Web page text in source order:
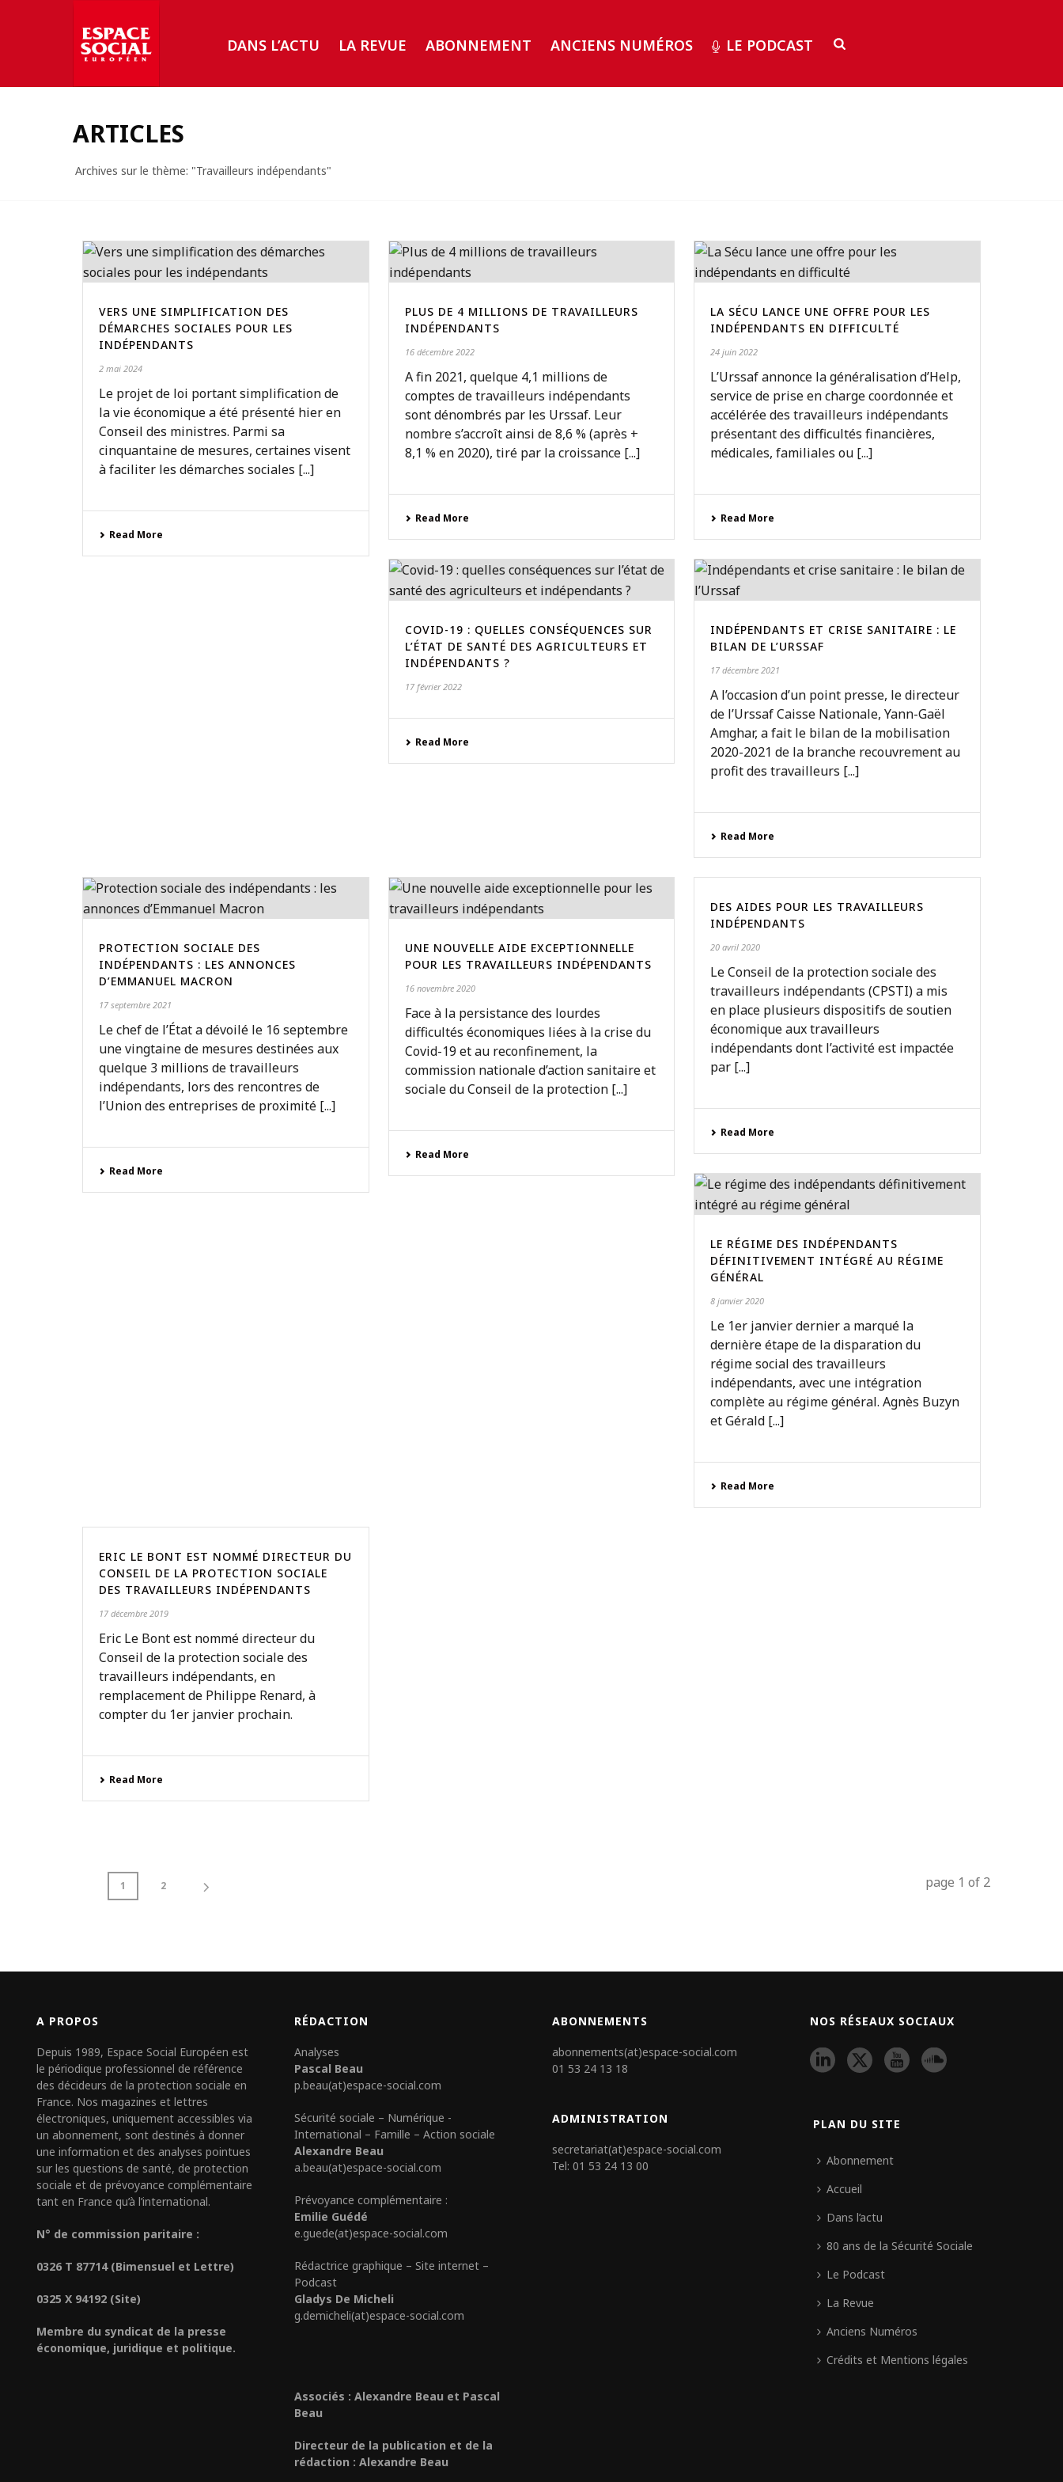
DANS L’ACTU LA REVUE ABONNEMENT ANCIENS NUMÉROS LE PODCAST
ARTICLES
Archives sur le thème: "Travailleurs indépendants"
VERS UNE SIMPLIFICATION DES
DÉMARCHES SOCIALES POUR LES
INDÉPENDANTS
2 mai 2024
Le projet de loi portant simplification de
la vie économique a été présenté hier en
Conseil des ministres. Parmi sa
cinquantaine de mesures, certaines visent
à faciliter les démarches sociales [...]
Read More
PLUS DE 4 MILLIONS DE TRAVAILLEURS
INDÉPENDANTS
16 décembre 2022
A fin 2021, quelque 4,1 millions de
comptes de travailleurs indépendants
sont dénombrés par les Urssaf. Leur
nombre s’accroît ainsi de 8,6 % (après +
8,1 % en 2020), tiré par la croissance [...]
Read More
LA SÉCU LANCE UNE OFFRE POUR LES
INDÉPENDANTS EN DIFFICULTÉ
24 juin 2022
L’Urssaf annonce la généralisation d’Help,
service de prise en charge coordonnée et
accélérée des travailleurs indépendants
présentant des difficultés financières,
médicales, familiales ou [...]
Read More
COVID-19 : QUELLES CONSÉQUENCES SUR
L’ÉTAT DE SANTÉ DES AGRICULTEURS ET
INDÉPENDANTS ?
17 février 2022
Read More
INDÉPENDANTS ET CRISE SANITAIRE : LE
BILAN DE L’URSSAF
17 décembre 2021
A l’occasion d’un point presse, le directeur
de l’Urssaf Caisse Nationale, Yann-Gaël
Amghar, a fait le bilan de la mobilisation
2020-2021 de la branche recouvrement au
profit des travailleurs [...]
Read More
PROTECTION SOCIALE DES
INDÉPENDANTS : LES ANNONCES
D’EMMANUEL MACRON
17 septembre 2021
Le chef de l’État a dévoilé le 16 septembre
une vingtaine de mesures destinées aux
quelque 3 millions de travailleurs
indépendants, lors des rencontres de
l’Union des entreprises de proximité [...]
Read More
UNE NOUVELLE AIDE EXCEPTIONNELLE
POUR LES TRAVAILLEURS INDÉPENDANTS
16 novembre 2020
Face à la persistance des lourdes
difficultés économiques liées à la crise du
Covid-19 et au reconfinement, la
commission nationale d’action sanitaire et
sociale du Conseil de la protection [...]
Read More
DES AIDES POUR LES TRAVAILLEURS
INDÉPENDANTS
20 avril 2020
Le Conseil de la protection sociale des
travailleurs indépendants (CPSTI) a mis
en place plusieurs dispositifs de soutien
économique aux travailleurs
indépendants dont l’activité est impactée
par [...]
Read More
LE RÉGIME DES INDÉPENDANTS
DÉFINITIVEMENT INTÉGRÉ AU RÉGIME
GÉNÉRAL
8 janvier 2020
Le 1er janvier dernier a marqué la
dernière étape de la disparation du
régime social des travailleurs
indépendants, avec une intégration
complète au régime général. Agnès Buzyn
et Gérald [...]
Read More
ERIC LE BONT EST NOMMÉ DIRECTEUR DU
CONSEIL DE LA PROTECTION SOCIALE
DES TRAVAILLEURS INDÉPENDANTS
17 décembre 2019
Eric Le Bont est nommé directeur du
Conseil de la protection sociale des
travailleurs indépendants, en
remplacement de Philippe Renard, à
compter du 1er janvier prochain.
Read More
1 2 page 1 of 2
A PROPOS
Depuis 1989, Espace Social Européen est
le périodique professionnel de référence
des décideurs de la protection sociale en
France. Nos magazines et lettres
électroniques, uniquement accessibles via
un abonnement, sont destinés à donner
une information et des analyses pointues
sur les questions de santé, de protection
sociale et de prévoyance complémentaire
tant en France qu’à l’international.
N° de commission paritaire :
0326 T 87714 (Bimensuel et Lettre)
0325 X 94192 (Site)
Membre du syndicat de la presse
économique, juridique et politique.
RÉDACTION
Analyses
Pascal Beau
p.beau(at)espace-social.com
Sécurité sociale – Numérique -
International – Famille – Action sociale
Alexandre Beau
a.beau(at)espace-social.com
Prévoyance complémentaire :
Emilie Guédé
e.guede(at)espace-social.com
Rédactrice graphique – Site internet –
Podcast
Gladys De Micheli
g.demicheli(at)espace-social.com
Associés : Alexandre Beau et Pascal
Beau
Directeur de la publication et de la
rédaction : Alexandre Beau
ABONNEMENTS
abonnements(at)espace-social.com
01 53 24 13 18
ADMINISTRATION
secretariat(at)espace-social.com
Tel: 01 53 24 13 00
NOS RÉSEAUX SOCIAUX
PLAN DU SITE
Abonnement
Accueil
Dans l’actu
80 ans de la Sécurité Sociale
Le Podcast
La Revue
Anciens Numéros
Crédits et Mentions légales